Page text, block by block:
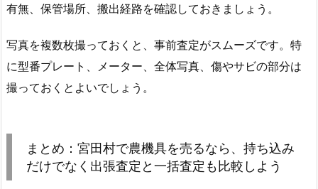
有無、保管場所、搬出経路を確認しておきましょう。
写真を複数枚撮っておくと、事前査定がスムーズです。特
に型番プレート、メーター、全体写真、傷やサビの部分は
撮っておくとよいでしょう。
まとめ：宮田村で農機具を売るなら、持ち込み
だけでなく出張査定と一括査定も比較しよう